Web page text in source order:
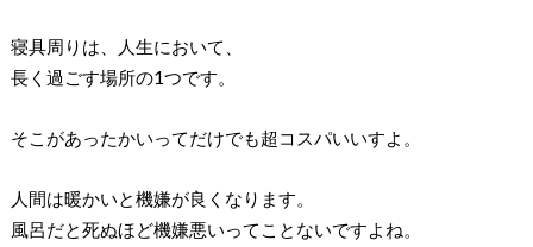
寝具周りは、人生において、
長く過ごす場所の1つです。
そこがあったかいってだけでも超コスパいいすよ。
人間は暖かいと機嫌が良くなります。
風呂だと死ぬほど機嫌悪いってことないですよね。